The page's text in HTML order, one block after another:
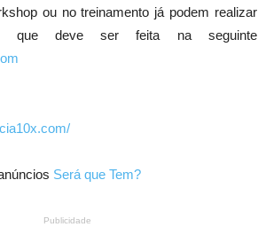
ou no treinamento já podem realizar
que deve ser feita na seguinte
Será que Tem?
Publicidade